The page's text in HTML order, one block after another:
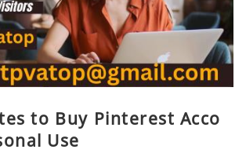
to Buy Pinterest Acco
Use